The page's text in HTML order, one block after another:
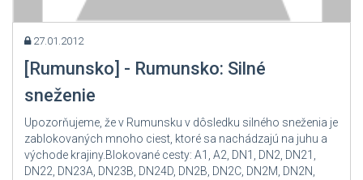
27.01.2012
[Rumunsko] - Rumunsko: Silné
sneženie
Upozorňujeme, že v Rumunsku v dôsledku silného sneženia je
zablokovaných mnoho ciest, ktoré sa nachádzajú na juhu a
východe krajiny.Blokované cesty: A1, A2, DN1, DN2, DN21,
DN22, DN23A, DN23B, DN24D, DN2B, DN2C, DN2M, DN2N,